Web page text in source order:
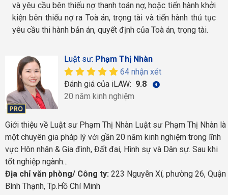
và yêu cầu bên thiếu nợ thanh toán nợ, hoặc tiến hành khởi
kiện bên thiếu nợ ra Toà án, trọng tài và tiến hành thủ tục
yêu cầu thi hành bản án, quyết định của Toà án, trọng tài.
Luật sư: Phạm Thị Nhàn
64 nhận xét
Đánh giá của iLAW: 9.8
20 năm kinh nghiệm
Giới thiệu về Luật sư Phạm Thị Nhàn Luật sư Phạm Thị Nhàn là
một chuyên gia pháp lý với gần 20 năm kinh nghiệm trong lĩnh
vực Hôn nhân & Gia đình, Đất đai, Hình sự và Dân sự. Sau khi
tốt nghiệp ngành...
Địa chỉ văn phòng/ Công ty: 223 Nguyễn Xí, phường 26, Quận
Bình Thạnh, Tp.Hồ Chí Minh